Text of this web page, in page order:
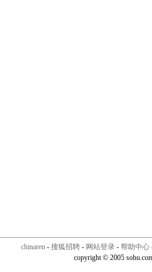
chinaren - 搜狐招聘 - 网站登录 - 帮助中心
copyright © 2005